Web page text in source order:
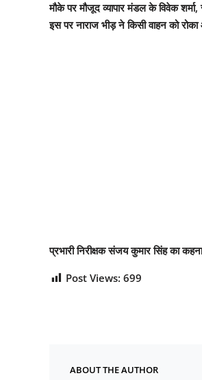
मौके पर मौजूद व्यापार मंडल के विवेक
इस पर नाराज भीड़ ने किसी वाहन को
प्रभारी निरीक्षक संजय कुमार सिंह का
Post Views: 699
ABOUT THE AUTHOR